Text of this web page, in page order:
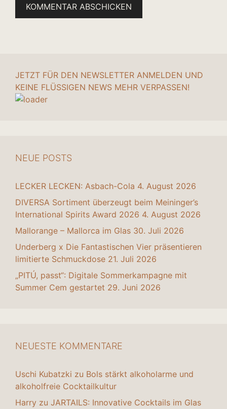
JETZT FÜR DEN NEWSLETTER ANMELDEN UND
KEINE FLÜSSIGEN NEWS MEHR VERPASSEN!
NEUE POSTS
LECKER LECKEN: Asbach-Cola 4. August 2026
DIVERSA Sortiment überzeugt beim Meininger’s
International Spirits Award 2026 4. August 2026
Mallorange – Mallorca im Glas 30. Juli 2026
Underberg x Die Fantastischen Vier präsentieren
limitierte Schmuckdose 21. Juli 2026
„PITÚ, passt“: Digitale Sommerkampagne mit
Summer Cem gestartet 29. Juni 2026
NEUESTE KOMMENTARE
Uschi Kubatzki zu Bols stärkt alkoholarme und
alkoholfreie Cocktailkultur
Harry zu JARTAILS: Innovative Cocktails im Glas